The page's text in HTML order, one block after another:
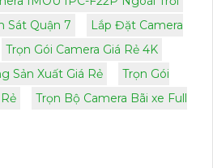
Sát Quận 7
Lắp Đặt Camera
Trọn Gói Camera Giá Rẻ 4K
Sản Xuất Giá Rẻ
Trọn Gói
Trọn Bộ Camera Bãi xe Full